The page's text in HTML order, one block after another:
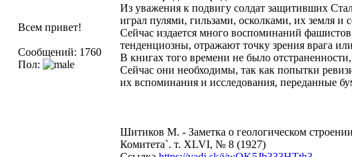
Всем привет!
Сообщений: 1760
Пол:
Из уважения к подвигу солдат защитивших
играл пулями, гильзами, осколками, их земля и
Сейчас издается много воспоминаний
тенденциозны, отражают точку зрения врага
В книгах того времени не было
Сейчас они необходимы, так как попытки
их вспоминания и исследования, переданные
Шитиков М. - Заметка о геологическом строении
Комитета`. т. XLVI, № 8 (1927)